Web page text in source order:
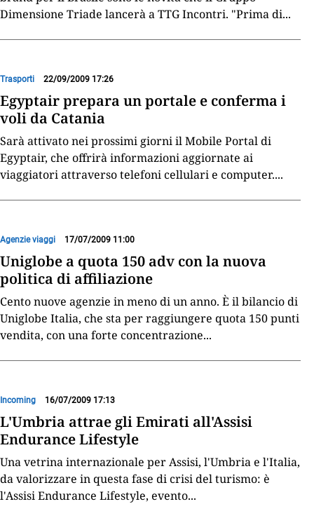
Dimensione Triade lancerà a TTG Incontri. "Prima di...
Trasporti 22/09/2009 17:26
Egyptair prepara un portale e conferma i
voli da Catania
Sarà attivato nei prossimi giorni il Mobile Portal di
Egyptair, che offrirà informazioni aggiornate ai
viaggiatori attraverso telefoni cellulari e computer....
Agenzie viaggi 17/07/2009 11:00
Uniglobe a quota 150 adv con la nuova
politica di affiliazione
Cento nuove agenzie in meno di un anno. È il bilancio di
Uniglobe Italia, che sta per raggiungere quota 150 punti
vendita, con una forte concentrazione...
Incoming 16/07/2009 17:13
L'Umbria attrae gli Emirati all'Assisi
Endurance Lifestyle
Una vetrina internazionale per Assisi, l'Umbria e l'Italia,
da valorizzare in questa fase di crisi del turismo: è
l'Assisi Endurance Lifestyle, evento...